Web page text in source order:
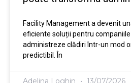
Facility Management a devenit
eficiente soluții pentru
administreze clădiri într-un mod
predictibil. În
Adelina Loghin 13/07/2026